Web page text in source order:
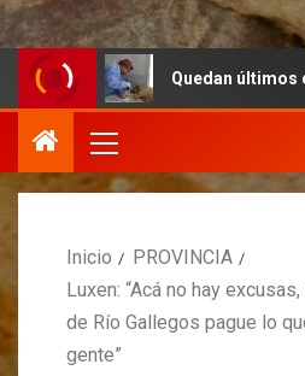
Quedan últimos cupos
Inicio
PROVINCIA
Luxen: “Acá no hay
de Río Gallegos pague lo
gente”